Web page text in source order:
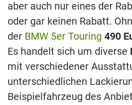
aber auch nur eines der
oder gar keinen Rabatt.
der BMW 5er Touring 490
Es handelt sich um diverse
mit verschiedener
unterschiedlichen
Beispielfahrzeug des